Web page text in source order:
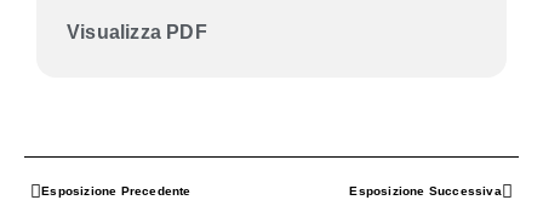
Visualizza PDF
Esposizione Precedente Esposizione Successiva